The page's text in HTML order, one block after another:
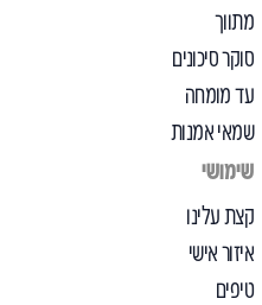
מתווך
סוקר סיכונים
עד מומחה
שמאי אמנות
שימושי
קצת עלינו
איזור אישי
טיפים